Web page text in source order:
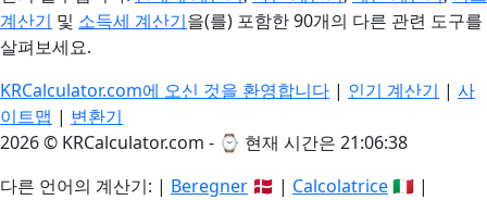
계산기 및 소득세 계산기을(를) 포함한 90개의 다른 관련 도구를
살펴보세요.
KRCalculator.com에 오신 것을 환영합니다 | 인기 계산기 | 사
이트맵 | 변환기
2026 © KRCalculator.com - ⌚ 현재 시간은 21:06:39
다른 언어의 계산기: | Beregner 🇩🇰 | Calcolatrice🇮🇹 |